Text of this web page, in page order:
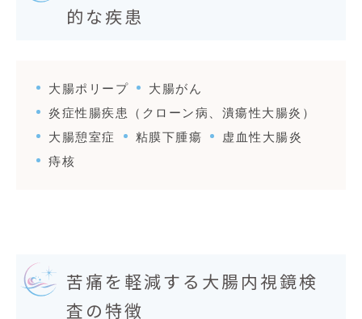
的な疾患
大腸ポリープ
大腸がん
炎症性腸疾患（クローン病、潰瘍性大腸炎）
大腸憩室症
粘膜下腫瘍
虚血性大腸炎
痔核
苦痛を軽減する大腸内視鏡検
査の特徴